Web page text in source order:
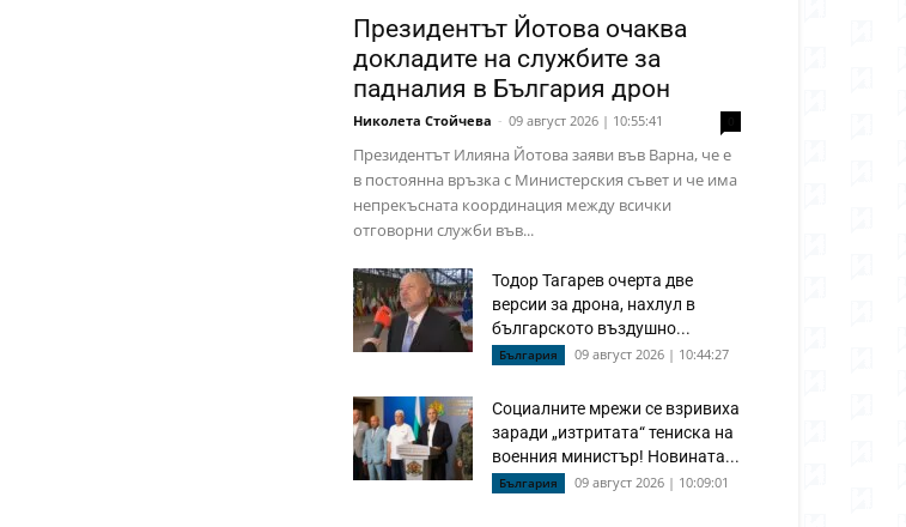
Президентът Йотова очаква
докладите на службите за
падналия в България дрон
Николета Стойчева - 09 август 2026 | 10:55:41
Президентът Илияна Йотова заяви във Варна, че е
в постоянна връзка с Министерския съвет и че има
непрекъсната координация между всички
отговорни служби във...
Тодор Тагарев очерта две
версии за дрона, нахлул в
българското въздушно...
България 09 август 2026 | 10:44:27
Социалните мрежи се взривиха
заради „изтритата“ тениска на
военния министър! Новината...
България 09 август 2026 | 10:09:01